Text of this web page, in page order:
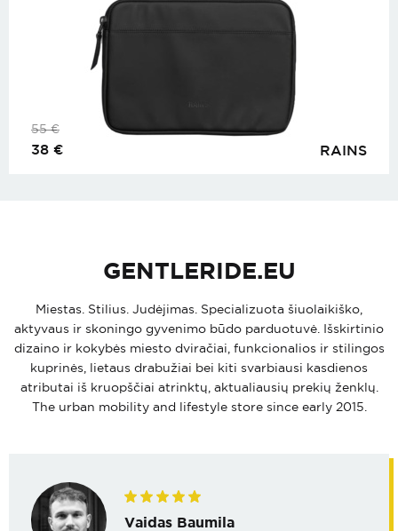
RAINS
55€
38 €
GENTLERIDE.EU
Miestas. Stilius. Judėjimas. Specializuota šiuolaikiško,
aktyvaus ir skoningo gyvenimo būdo parduotuvė. Išskirtinio
dizaino ir kokybės miesto dviračiai, funkcionalios ir stilingos
kuprinės, lietaus drabužiai bei kiti svarbiausi kasdienos
atributai iš kruopščiai atrinktų, aktualiausių prekių ženklų.
The urban mobility and lifestyle store since early 2015.
Vaidas Baumila